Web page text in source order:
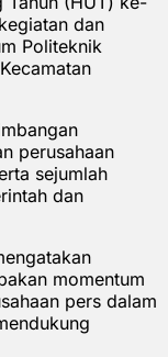
dan
Politeknik
perusahaan
sejumlah
dan
momentum
pers dalam